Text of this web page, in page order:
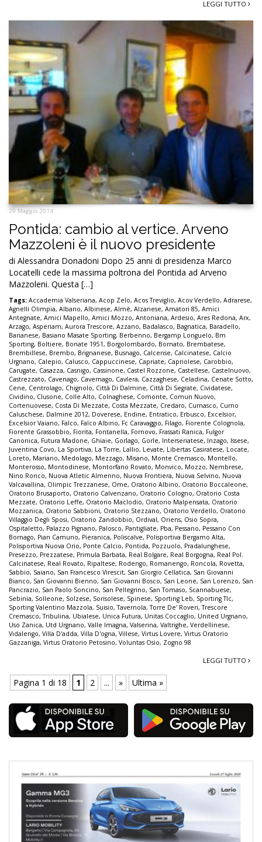
LEGGI TUTTO
29 Maggio 2014
Pontida: cambio al vertice. Arveno
Mazzoleni è il nuovo presidente
di Alessandra Donadoni Dopo 25 anni di presidenza Marco
Locatelli cede la massima poltrona del Pontida ad Arveno
Mazzoleni. Questa […]
Tags: Accademia Valseriana, Acop Zelo, Acos Treviglio, Acov Verdello, Adrarese,
Agnelli Olimpia, Albano, Albinese, Almè, Alzanese, Amatori 85, Amici
Antegnate, Amici Mapello, Amici Mozzo, Antoniana, Ardesio, Ares Redona, Arx,
Arzago, Asperiam, Aurora Trescore, Azzano, Badalasco, Bagnatica, Baradello,
Barianese, Basiano Masate Sporting, Berbenno, Bergamp Longuelo, Bm
Sporting, Boltiere, Bonate 1951, Borgolombardo, Bornato, Brembatese,
Brembillese, Brembo, Brignanese, Busnago, Calcense, Calcinatese, Calcio
Urgnano, Calepio, Calusco, Cappuccinese, Capriate, Capriolese, Carobbio,
Carugate, Casazza, Casnigo, Cassinone, Castel Rozzone, Castellese, Castelnuovo,
Castrezzato, Cavenago, Cavernago, Cavlera, Cazzaghese, Celadina, Cenate Sotto,
Cene, Centrolago, Chignolo, Città Di Dalmine, Città Di Segrate, Cividatese,
Cividino, Clusone, Colle Alto, Colnaghese, Comonte, Comun Nuovo,
Cortenuovese, Costa Di Mezzate, Costa Mezzate, Credaro, Curnasco, Curno
Caluschese, Dalmine 2012, Doverese, Endine, Entratico, Erbusco, Excelsior,
Excelsior Vaiano, Falco, Falco Albino, Fc Caravaggio, Filago, Fiorente Colognola,
Fiorente Grassobbio, Fiorita, Fontanella, Fornovo, Frassati Ranica, Fulgor
Canonica, Futura Madone, Ghiaie, Gorlago, Gorle, Interseriatese, Inzago, Issese,
Juventina Covo, La Sportiva, La Torre, Lallio, Levate, Libertas Casiratese, Locate,
Loreto, Mariano, Medolago, Mezzago, Misano, Monte Cremasco, Montello,
Monterosso, Montodinese, Montorfano Rovato, Monvico, Mozzo, Nembrese,
Nino Ronco, Nuova Atletic Almenno, Nuova Frontiera, Nuova Selvino, Nuova
Valcavallina, Olimpic Trezzanese, Ome, Oratorio Albino, Oratorio Boccaleone,
Oratorio Brusaporto, Oratorio Calvenzano, Oratorio Cologno, Oratorio Costa
Mezzate, Oratorio Leffe, Oratorio Maclodio, Oratorio Malpensata, Oratorio
Mozzanica, Oratorio Sabbioni, Oratorio Stezzano, Oratorio Verdello, Oratorio
Villaggio Degli Sposi, Oratorio Zandobbio, Ordival, Oriens, Osio Sopra,
Ospitaletto, Palazzo Pignano, Palosco, Pantigliate, Pba, Pessano, Pessano Con
Bornago, Pian Camuno, Pieranica, Poliscalve, Polisportiva Bergamo Alta,
Polisportiva Nuova Orio, Ponte Calcio, Pontida, Pozzuolo, Pradalunghese,
Presezzo, Prezzatese, Primula Barbata, Real Bolgare, Real Borgogna, Real Pol.
Calcinatese, Real Rovato, Ripaltese, Rodengo, Romanengo, Roncola, Rovetta,
Sabbio, Saiano, San Francesco Virescit, San Giorgio Cellatica, San Giovanni
Bianco, San Giovanni Bienno, San Giovanni Bosco, San Leone, San Lorenzo, San
Pancrazio, San Paolo Soncino, San Pellegrino, San Tomaso, Scannabuese,
Sebinia, Solleone, Solzese, Sorisolese, Spinese, Sporting Leb, Sporting Tlc,
Sporting Valentino Mazzola, Suisio,Tavernola,Torre De' Roveri,Trescore
Cremasco,Tribulina, Ubialese, Unica Futura, Unitas Coccaglio, United Urgnano,
Uso Zanica, Utd Urgnano, Valle Imagna, Valserina, Valtrighe, Verdellinese,
Vidalengo, Villa D'adda, Villa D'ogna, Villese, Virtus Lovere, Virtus Oratorio
Gazzaniga, Virtus Oratorio Petosino, Voluntas Osio, Zogno 98
LEGGI TUTTO
Pagina 1 di 18 1 2 ... » Ultima »